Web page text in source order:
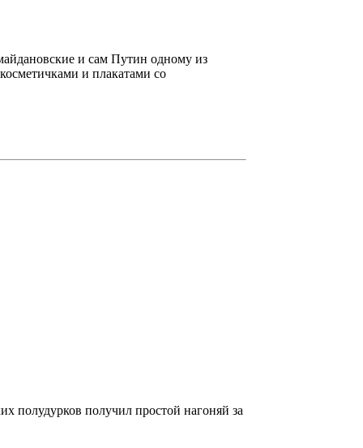
и сам Путин одному из
и плакатами со
полудурков получил простой нагоняй за